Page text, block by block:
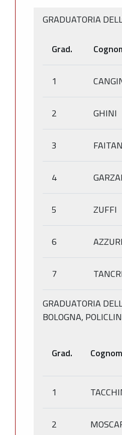
GRADUATORIA
Grad.
1
2 GHINI
3
4
5 ZUFFI
6
7
GRADUATORIA
BOLOGNA,
Grad.
1
2